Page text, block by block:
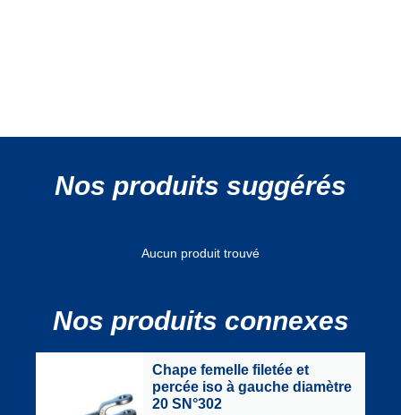
Nos produits suggérés
Aucun produit trouvé
Nos produits connexes
Chape femelle filetée et
percée iso à gauche diamètre
20 SN°302